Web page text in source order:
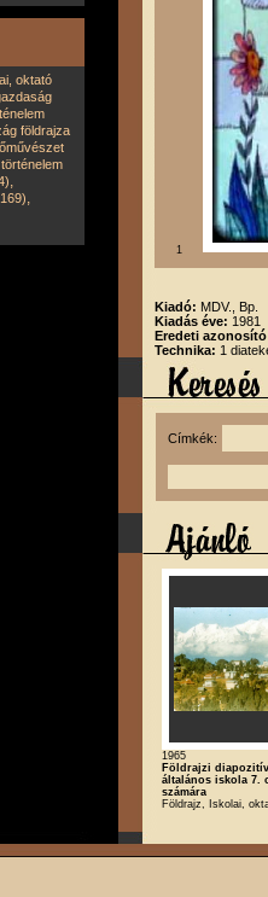
oktató
földrajza
,
,
1
Kiadó: MDV., Bp.
Kiadás éve: 1981
Eredeti
Technika: 1
Címkék:
1965
Földrajzi
általános iskola 7.
számára
Földrajz, Iskolai,